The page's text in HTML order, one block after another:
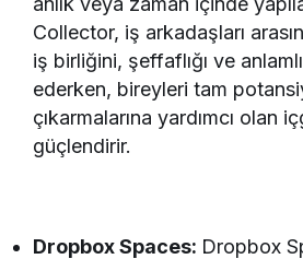
Collector, iş arkadaşları
iş birliğini, şeffaflığı ve
ederken, bireyleri tam
çıkarmalarına yardımcı olan
güçlendirir.
Dropbox Spaces: Dropbox